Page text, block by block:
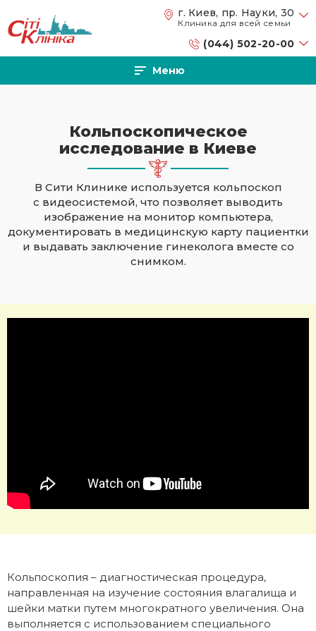
Перейти к основному содержанию г. Киев, пр. Науки, 30
Клиника для всей семьи
(044) 502-20-00
Меню
Кольпоскопическое
исследование в Киеве
В Сити Клинике используется кольпоскоп
с видеосистемой, что позволяет выводить
изображение на монитор компьютера,
документировать в медицинскую карту пациентки
и выдавать заключение гинеколога вместе со
снимком.
Кольпоскопия – диагностическая процедура,
направленная на изучение состояния влагалища и
шейки матки путем многократного увеличения. Она
выполняется с использованием специального